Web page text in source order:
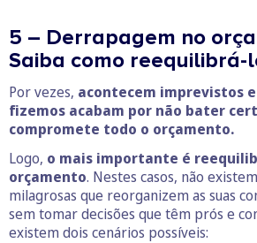
5 – Derrapagem no
Saiba como reequilibrá-
Por vezes, acontecem imprevistos
fizemos acabam por não bater
compromete todo o orçamento.
Logo, o mais importante é
orçamento. Nestes casos, não
milagrosas que reorganizem as suas
sem tomar decisões que têm prós e
existem dois cenários possíveis: